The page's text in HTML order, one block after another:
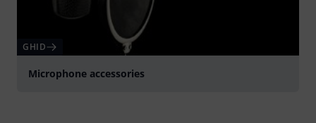
GHID
Microphone accessories